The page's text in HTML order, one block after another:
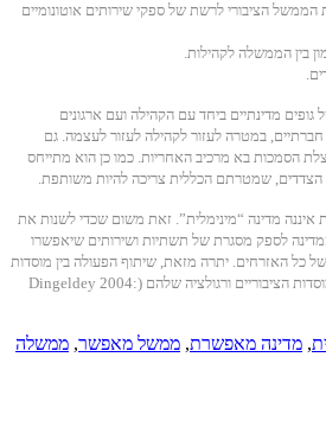
הציבורי לרשת של ספקי שירותים אוטונומיים
בין הממשלה לקהילות.
מדינתיים ביחד עם הקהילה ועם ארגונים
במטרה לעזור לקהילה לעזור לעצמה. גם
הסמכות בא מרכיב האחריות. כמו כן הוא מתייחס
הצדדים, שמטרתם הכללית צריכה להיות משותפת.
איננה מדינה “מינימלית”. זאת משום שכדי לשנות את
לספק מסגרת של תשתיות ושירותים שיאפשרו
כל האזרחים. יתרה מזאת, שיתוף הפעולה בין מוסדות
המדינה לציבור מחייב תיאום בין המוסדות הציבוריים ורגולציה שלהם (Dingeldey 2004:
, מדינה מאפשרת, ממשל מאפשר, ממשלה